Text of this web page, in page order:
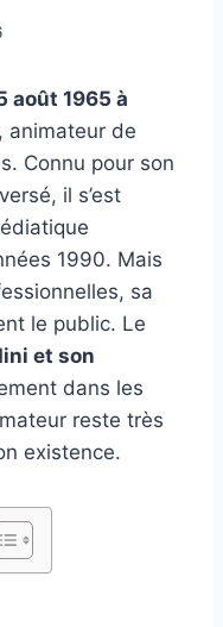
août 1965 à
animateur de
Connu pour son
il s’est
1990. Mais
sa
le public. Le
et son
dans les
reste très
existence.